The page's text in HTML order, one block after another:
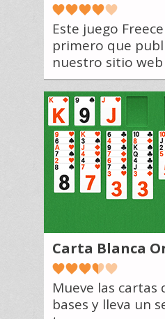
Este juego
primero que
nuestro sitio web
Carta Blanca
Mueve las cartas
bases y lleva un